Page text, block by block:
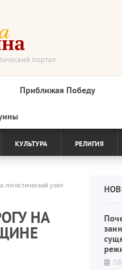
портал
Приближая Победу
КУЛЬТУРА РЕЛИГИЯ
узел
НА